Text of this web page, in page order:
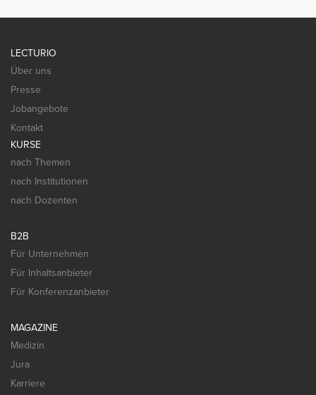
LECTURIO
Über uns
Presse
Jobangebote
Kontakt
KURSE
nach Themen
nach Institutionen
nach Dozenten
B2B
Für Unternehmen
Für Inhaltsanbieter
Für Konferenzanbieter
MAGAZINE
Medizin
Jura
Karriere